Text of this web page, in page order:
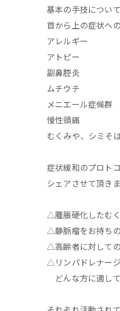
基本の手技について
首から上の症状へ
アレルギー
アトピー
副鼻腔炎
ムチウチ
メニエール症候群
慢性頭痛
むくみや、シミそ
症状緩和のプロト
シェアさせて頂き
△腫脹硬化したむ
△静脈瘤をお持ち
△高齢者に対して
△リンパドレナー
どんな方に適し